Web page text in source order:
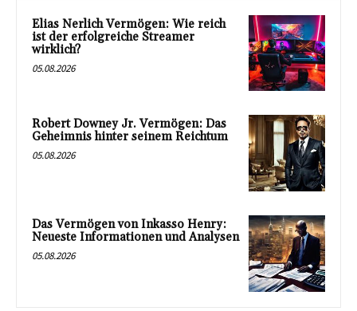
Elias Nerlich Vermögen: Wie reich
ist der erfolgreiche Streamer
wirklich?
05.08.2026
Robert Downey Jr. Vermögen: Das
Geheimnis hinter seinem Reichtum
05.08.2026
Das Vermögen von Inkasso Henry:
Neueste Informationen und Analysen
05.08.2026